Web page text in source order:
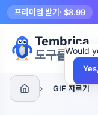
프리미엄 받기· $8.99
Tembrica
도구를 만듭
› GIF 자르기
Would